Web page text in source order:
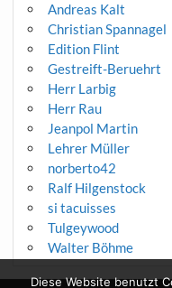
Andreas Kalt
Christian Spannagel
Edition Flint
Gestreift-Beruehrt
Herr Larbig
Herr Rau
Jeanpol Martin
Lehrer Müller
norberto42
Ralf Hilgenstock
si tacuisses
Tulgeywood
Walter Böhme
Diese Website benutzt